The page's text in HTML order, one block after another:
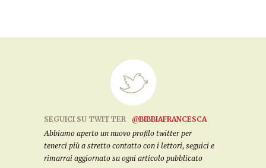
SEGUICI SU TWITTER
@BIBBIAFRANCESCA
Abbiamo aperto un nuovo profilo twitter per
tenerci più a stretto contatto con i lettori, seguici e
rimarrai aggiornato su ogni articolo pubblicato